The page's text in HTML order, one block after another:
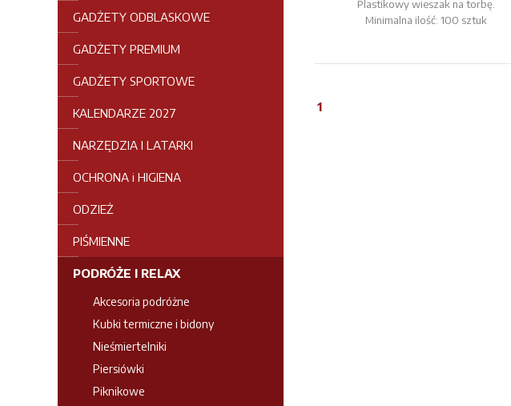
Plastikowy wieszak na torbę.
Minimalna ilość: 100 sztuk
1
GADŻETY ODBLASKOWE
GADŻETY PREMIUM
GADŻETY SPORTOWE
KALENDARZE 2027
NARZĘDZIA I LATARKI
OCHRONA i HIGIENA
ODZIEŻ
PIŚMIENNE
PODRÓŻE I RELAX
Akcesoria podróżne
Kubki termiczne i bidony
Nieśmiertelniki
Piersiówki
Piknikowe